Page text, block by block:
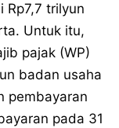
Rp7,7 trilyun
Untuk itu,
pajak (WP)
badan usaha
pembayaran
pada 31